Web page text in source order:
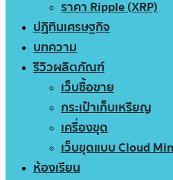
ราคา Ripple (XRP)
ปฏิทินเศรษฐกิจ
บทความ
รีวิวผลิตภัณฑ์
เว็บซื้อขาย
กระเป๋าเก็บเหรียญ
เครื่องขุด
เว็บขุดแบบ Cloud
ห้องเรียน